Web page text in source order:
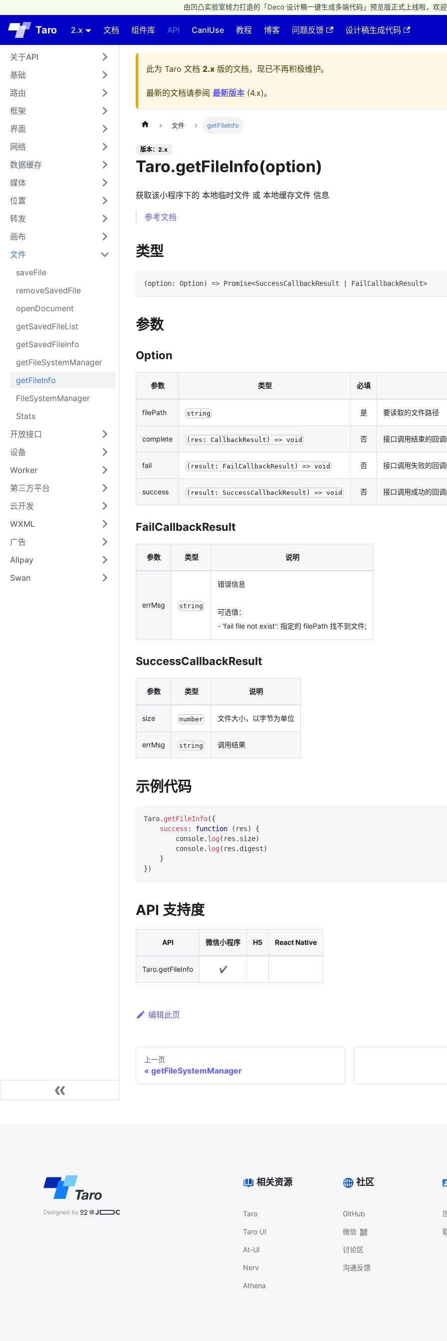
由凹凸实验室倾力打造的「Deco 设计稿一键生成多端代码」预览版正式上线啦，欢迎
Taro 2.x 文档 组件库 API CanIUse 教程 博客 问题反馈 设计稿生成代码
关于API
基础
路由
框架
界面
网络
数据缓存
媒体
位置
转发
画布
文件
saveFile
removeSavedFile
openDocument
getSavedFileList
getSavedFileInfo
getFileSystemManager
getFileInfo
FileSystemManager
Stats
开放接口
设备
Worker
第三方平台
云开发
WXML
广告
Alipay
Swan
此为 Taro 文档 2.x 版的文档，现已不再积极维护。
最新的文档请参阅 最新版本 (4.x)。
文件 getFileInfo
版本：2.x
Taro.getFileInfo(option)
获取该小程序下的 本地临时文件 或 本地缓存文件 信息
参考文档
类型
(option: Option) => Promise<SuccessCallbackResult FailCallbackResult>
参数
Option
参数 类型 必填
filePath string 是 要读取的文件路径
complete (res: CallbackResult) => void 否 接口调用结束的回
fail (result: FailCallbackResult) => void 否 接口调用失败的回
success (result: SuccessCallbackResult) => void 否 接口调用成功的回
FailCallbackResult
参数 类型 说明
errMsg string
错误信息
可选值：
- 'fail file not exist': 指定的 filePath 找不到文件;
SuccessCallbackResult
参数 类型 说明
size number 文件大小，以字节为单位
errMsg string 调用结果
示例代码
Taro. getFileInfo({
success : function ( res)
{
console. log( res . size)
console. log( res . digest)
}
})
API 支持度
API 微信小程序 H5 React Native
Taro.getFileInfo ✔️
编辑此页
上一页
getFileSystemManager
相关资源
Taro
Taro UI
At-UI
Nerv
Athena
社区
GitHub
微信
讨论区
沟通反馈